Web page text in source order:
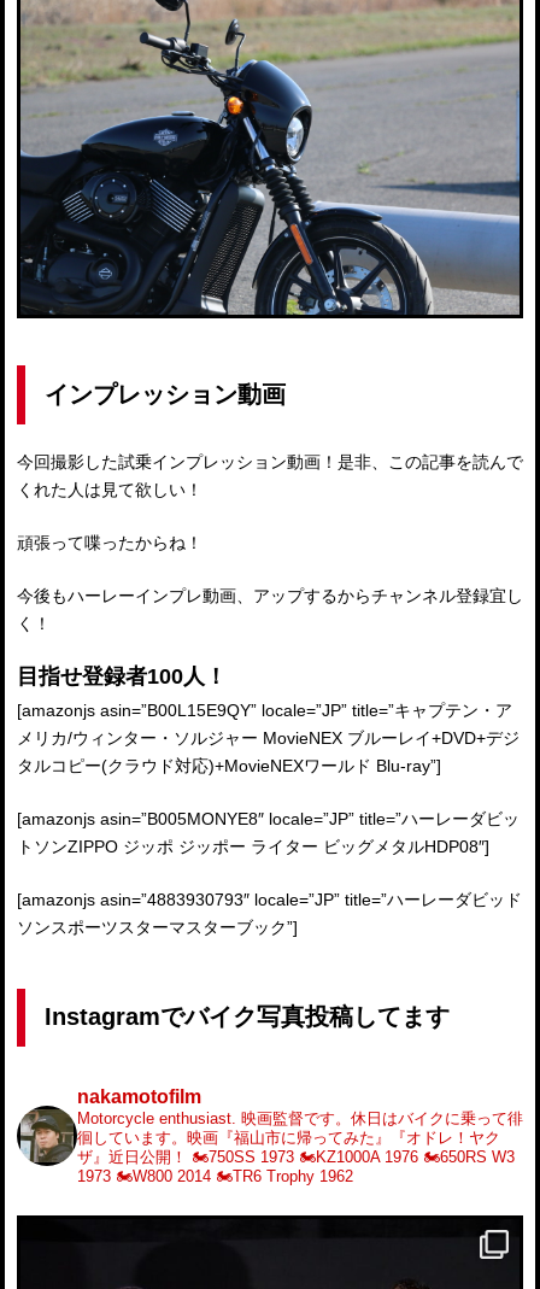
インプレッション動画
今回撮影した試乗インプレッション動画！是非、この記事を読んで
くれた人は見て欲しい！
頑張って喋ったからね！
今後もハーレーインプレ動画、アップするからチャンネル登録宜し
く！
目指せ登録者100人！
[amazonjs asin=”B00L15E9QY” locale=”JP” title=”キャプテン・ア
メリカ/ウィンター・ソルジャー MovieNEX ブルーレイ+DVD+デジ
タルコピー(クラウド対応)+MovieNEXワールド Blu-ray”]
[amazonjs asin=”B005MONYE8″ locale=”JP” title=”ハーレーダビッ
トソンZIPPO ジッポ ジッポー ライター ビッグメタルHDP08″]
[amazonjs asin=”4883930793″ locale=”JP” title=”ハーレーダビッド
ソンスポーツスターマスターブック”]
Instagramでバイク写真投稿してます
nakamotofilm
Motorcycle enthusiast. 映画監督です。休日はバイクに乗って徘
徊しています。映画『福山市に帰ってみた』『オドレ！ヤク
ザ』近日公開！
🏍️750SS 1973 🏍️KZ1000A 1976 🏍️650RS W3
1973 🏍️W800 2014 🏍️TR6 Trophy 1962